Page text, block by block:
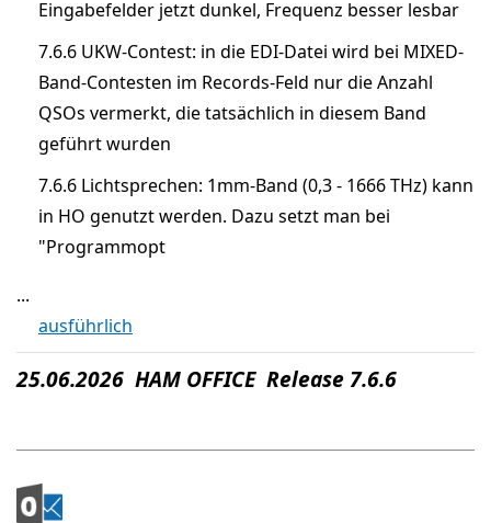
Eingabefelder jetzt dunkel, Frequenz besser lesbar
7.6.6 UKW-Contest: in die EDI-Datei wird bei MIXED-
Band-Contesten im Records-Feld nur die Anzahl
QSOs vermerkt, die tatsächlich in diesem Band
geführt wurden
7.6.6 Lichtsprechen: 1mm-Band (0,3 - 1666 THz) kann
in HO genutzt werden. Dazu setzt man bei
"Programmopt
...
ausführlich
25.06.2026 HAM OFFICE Release 7.6.6